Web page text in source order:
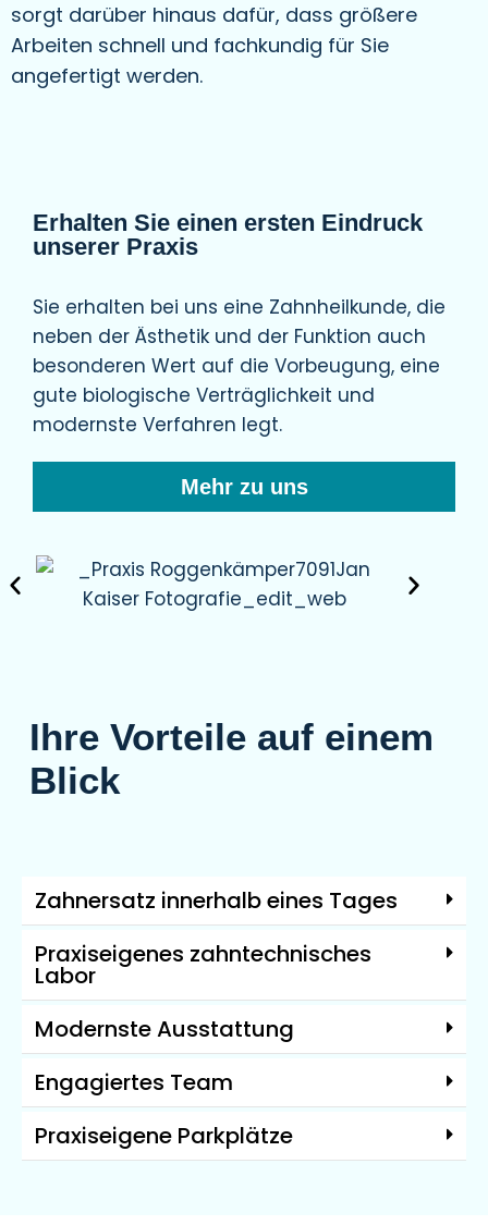
sorgt darüber hinaus dafür, dass größere
Arbeiten schnell und fachkundig für Sie
angefertigt werden.
Erhalten Sie einen ersten Eindruck
unserer Praxis
Sie erhalten bei uns eine Zahnheilkunde, die
neben der Ästhetik und der Funktion auch
besonderen Wert auf die Vorbeugung, eine
gute biologische Verträglichkeit und
modernste Verfahren legt.
Mehr zu uns
Ihre Vorteile auf einem
Blick
Zahnersatz innerhalb eines Tages
Praxiseigenes zahntechnisches
Labor
Modernste Ausstattung
Engagiertes Team
Praxiseigene Parkplätze